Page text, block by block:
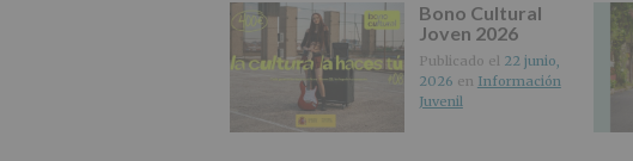
Bono Cultural
Joven 2026
Publicado el 22 junio,
2026 en Información
Juvenil